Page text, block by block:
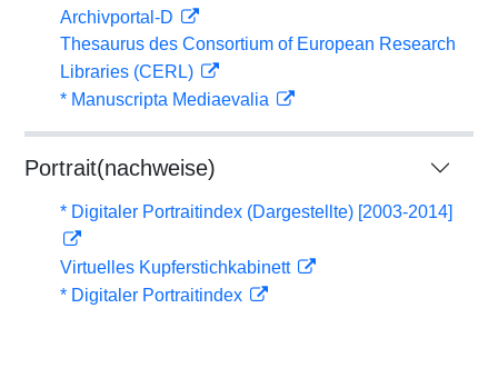
Archivportal-D
Thesaurus des Consortium of European Research
Libraries (CERL)
* Manuscripta Mediaevalia
Portrait(nachweise)
* Digitaler Portraitindex (Dargestellte) [2003-2014]
Virtuelles Kupferstichkabinett
* Digitaler Portraitindex